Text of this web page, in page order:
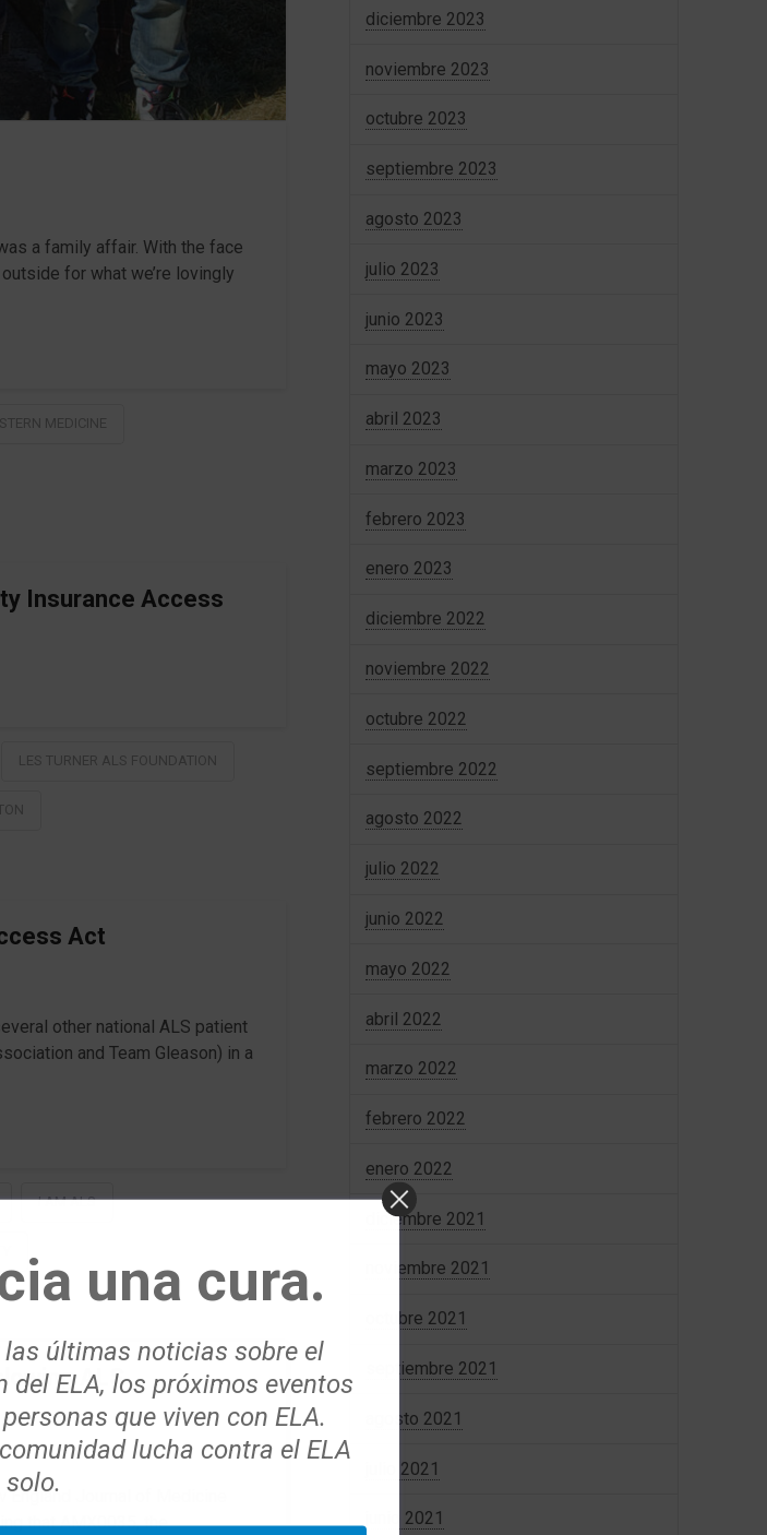
a family affair. With the face
for what we’re lovingly
MEDICINE
Insurance Access
LES TURNER ALS FOUNDATION
Act
other national ALS patient
and Team Gleason) in a
I AM ALS
ALS
Journal of Medicine
that AMX0035, the
diciembre 2023
noviembre 2023
octubre 2023
septiembre 2023
agosto 2023
julio 2023
junio 2023
mayo 2023
abril 2023
marzo 2023
febrero 2023
enero 2023
diciembre 2022
noviembre 2022
octubre 2022
septiembre 2022
agosto 2022
julio 2022
junio 2022
mayo 2022
abril 2022
marzo 2022
febrero 2022
enero 2022
diciembre 2021
noviembre 2021
octubre 2021
septiembre 2021
agosto 2021
julio 2021
junio 2021
una cura.
últimas noticias sobre el
ELA, los próximos eventos
que viven con ELA.
lucha contra el ELA
solo.